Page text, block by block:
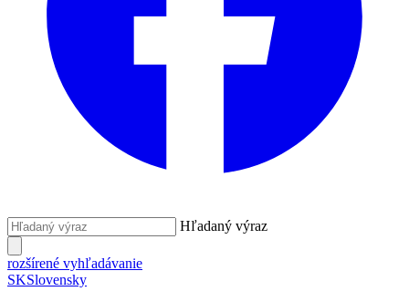
Hľadaný výraz
rozšírené vyhľadávanie
SKSlovensky